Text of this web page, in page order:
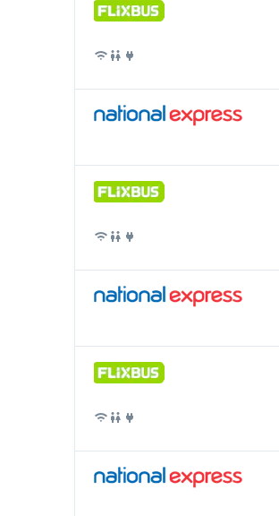
Bus
Bus
Bus